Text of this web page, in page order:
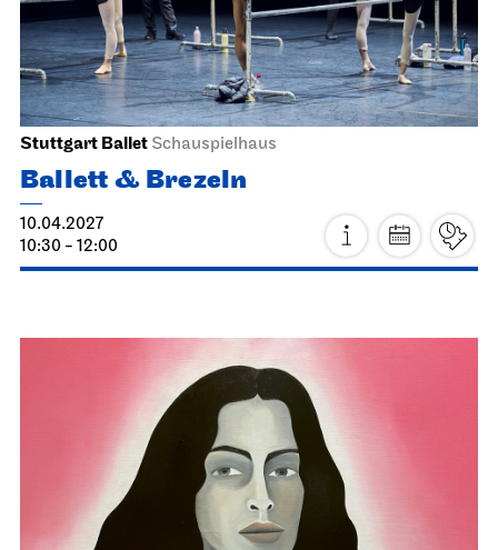
Stuttgart Ballet Schauspielhaus
Ballett & Brezeln
10.04.2027
10:30 - 12:00